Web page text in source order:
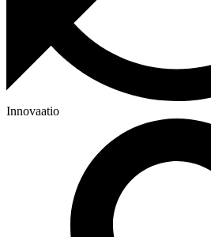
Innovaatio